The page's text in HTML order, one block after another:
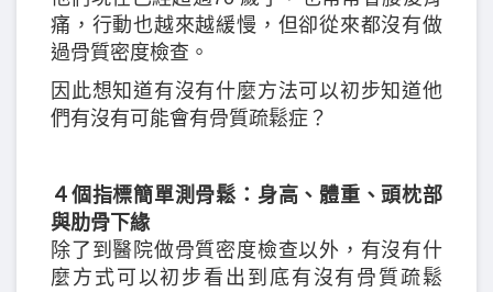
痛，行動也越來越緩慢，但卻從來都沒有做
過骨質密度檢查。
因此想知道有沒有什麼方法可以初步知道他
們有沒有可能會有骨質疏鬆症？
４個指標簡單測骨鬆：身高、體重、頭枕部
與肋骨下緣
除了到醫院做骨質密度檢查以外，有沒有什
麼方式可以初步看出到底有沒有骨質疏鬆